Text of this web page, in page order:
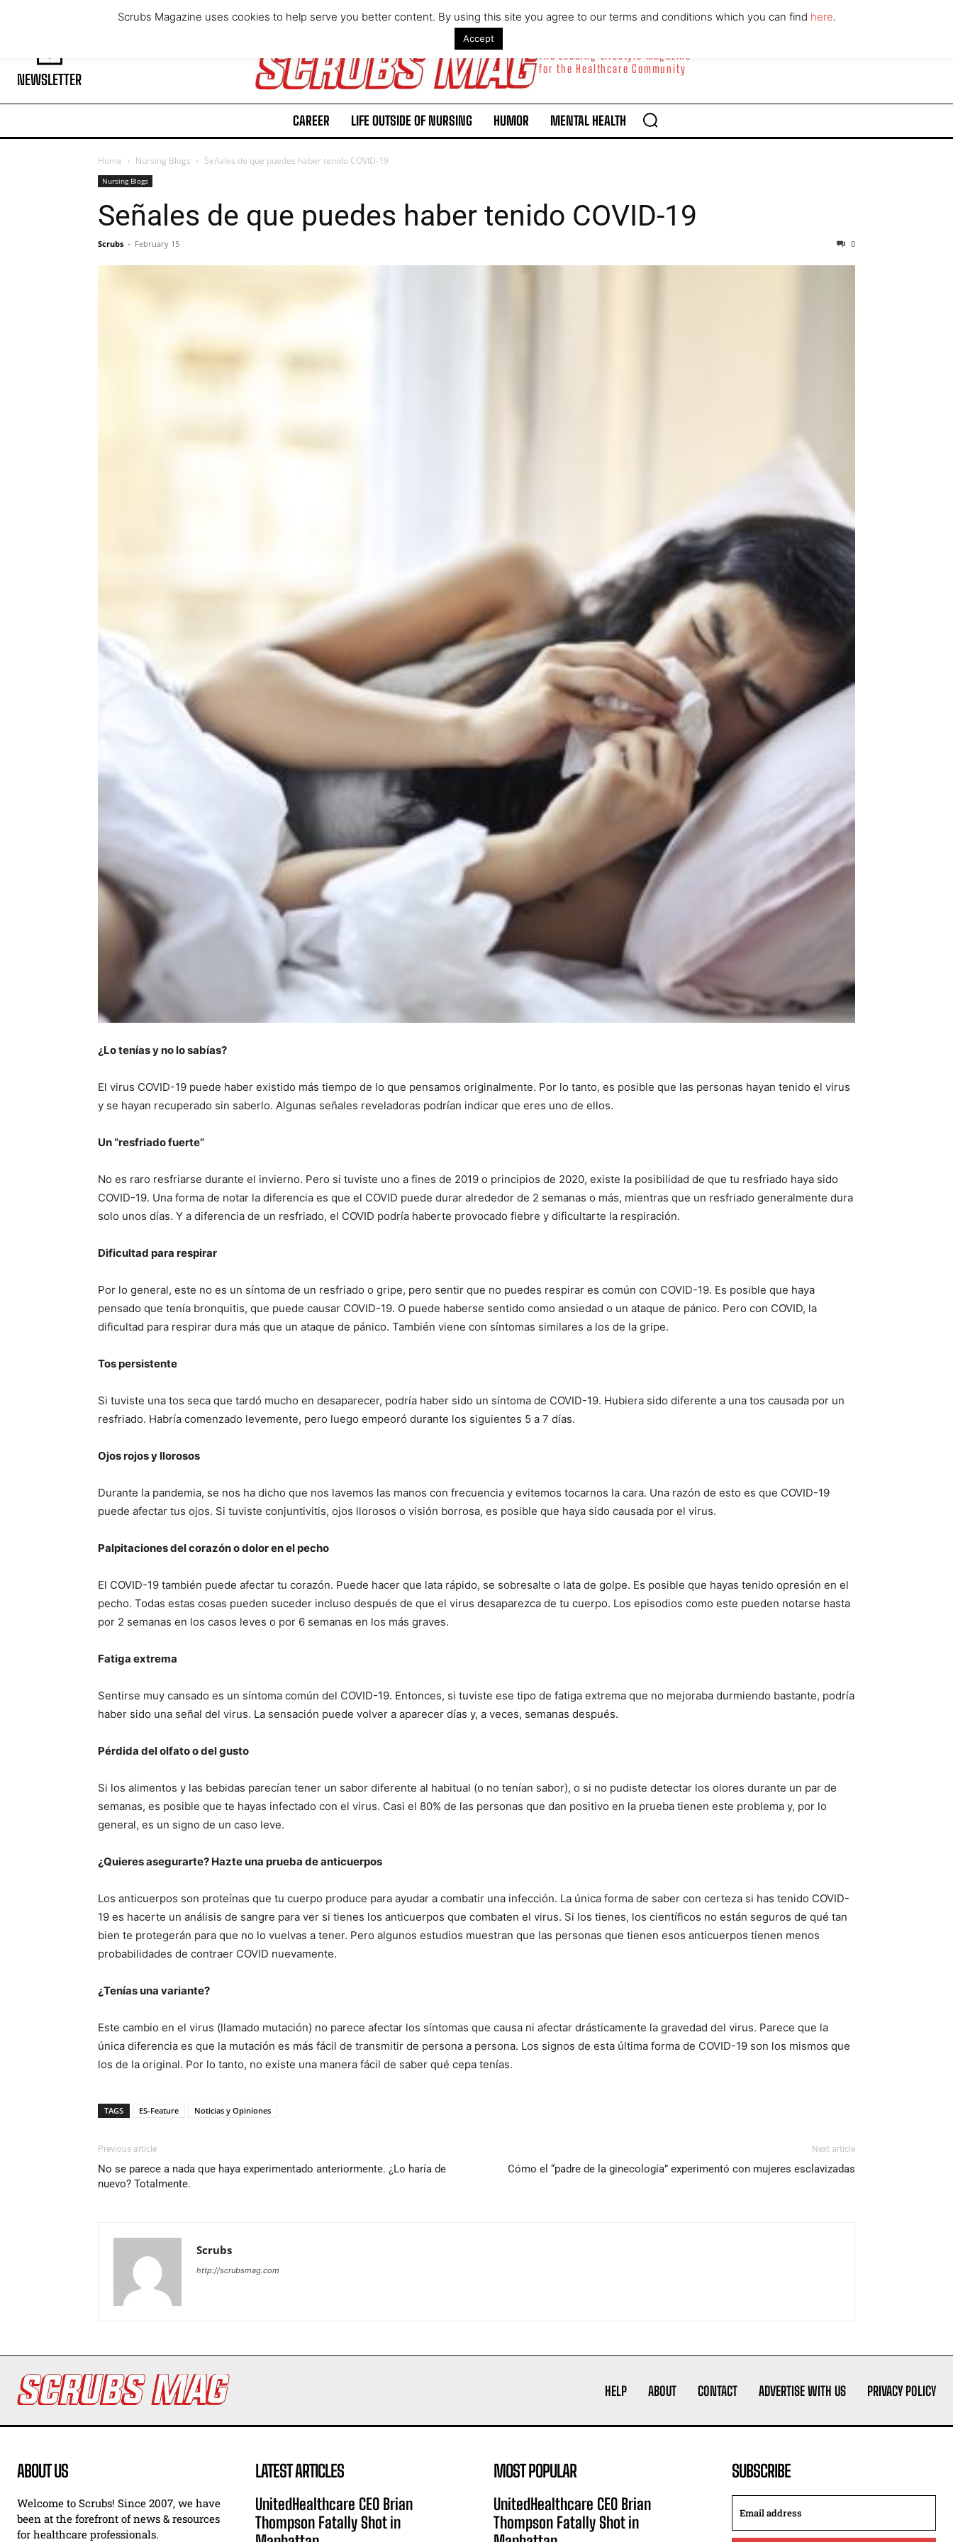
I WANT IN
Thursday, August 6, 2026
NEWSLETTER
The Leading Lifestyle Magazine
for the Healthcare Community
CAREER LIFE OUTSIDE OF NURSING HUMOR MENTAL HEALTH
Home Nursing Blogs Señales de que puedes haber tenido COVID-19
Nursing Blogs
Señales de que puedes haber tenido COVID-19
Scrubs - February 15 0
¿Lo tenías y no lo sabías?
El virus COVID-19 puede haber existido más tiempo de lo que pensamos originalmente. Por lo tanto, es posible que las personas hayan tenido el virus
y se hayan recuperado sin saberlo. Algunas señales reveladoras podrían indicar que eres uno de ellos.
Un “resfriado fuerte”
No es raro resfriarse durante el invierno. Pero si tuviste uno a fines de 2019 o principios de 2020, existe la posibilidad de que tu resfriado haya sido
COVID-19. Una forma de notar la diferencia es que el COVID puede durar alrededor de 2 semanas o más, mientras que un resfriado generalmente dura
solo unos días. Y a diferencia de un resfriado, el COVID podría haberte provocado fiebre y dificultarte la respiración.
Dificultad para respirar
Por lo general, este no es un síntoma de un resfriado o gripe, pero sentir que no puedes respirar es común con COVID-19. Es posible que haya
pensado que tenía bronquitis, que puede causar COVID-19. O puede haberse sentido como ansiedad o un ataque de pánico. Pero con COVID, la
dificultad para respirar dura más que un ataque de pánico. También viene con síntomas similares a los de la gripe.
Tos persistente
Si tuviste una tos seca que tardó mucho en desaparecer, podría haber sido un síntoma de COVID-19. Hubiera sido diferente a una tos causada por un
resfriado. Habría comenzado levemente, pero luego empeoró durante los siguientes 5 a 7 días.
Ojos rojos y llorosos
Durante la pandemia, se nos ha dicho que nos lavemos las manos con frecuencia y evitemos tocarnos la cara. Una razón de esto es que COVID-19
puede afectar tus ojos. Si tuviste conjuntivitis, ojos llorosos o visión borrosa, es posible que haya sido causada por el virus.
Palpitaciones del corazón o dolor en el pecho
El COVID-19 también puede afectar tu corazón. Puede hacer que lata rápido, se sobresalte o lata de golpe. Es posible que hayas tenido opresión en el
pecho. Todas estas cosas pueden suceder incluso después de que el virus desaparezca de tu cuerpo. Los episodios como este pueden notarse hasta
por 2 semanas en los casos leves o por 6 semanas en los más graves.
Fatiga extrema
Sentirse muy cansado es un síntoma común del COVID-19. Entonces, si tuviste ese tipo de fatiga extrema que no mejoraba durmiendo bastante, podría
haber sido una señal del virus. La sensación puede volver a aparecer días y, a veces, semanas después.
Pérdida del olfato o del gusto
Si los alimentos y las bebidas parecían tener un sabor diferente al habitual (o no tenían sabor), o si no pudiste detectar los olores durante un par de
semanas, es posible que te hayas infectado con el virus. Casi el 80% de las personas que dan positivo en la prueba tienen este problema y, por lo
general, es un signo de un caso leve.
¿Quieres asegurarte? Hazte una prueba de anticuerpos
Los anticuerpos son proteínas que tu cuerpo produce para ayudar a combatir una infección. La única forma de saber con certeza si has tenido COVID-
19 es hacerte un análisis de sangre para ver si tienes los anticuerpos que combaten el virus. Si los tienes, los científicos no están seguros de qué tan
bien te protegerán para que no lo vuelvas a tener. Pero algunos estudios muestran que las personas que tienen esos anticuerpos tienen menos
probabilidades de contraer COVID nuevamente.
¿Tenías una variante?
Este cambio en el virus (llamado mutación) no parece afectar los síntomas que causa ni afectar drásticamente la gravedad del virus. Parece que la
única diferencia es que la mutación es más fácil de transmitir de persona a persona. Los signos de esta última forma de COVID-19 son los mismos que
los de la original. Por lo tanto, no existe una manera fácil de saber qué cepa tenías.
TAGS ES-Feature Noticias y Opiniones
Previous article
No se parece a nada que haya experimentado anteriormente. ¿Lo haría de
nuevo? Totalmente.
Next article
Cómo el “padre de la ginecología” experimentó con mujeres esclavizadas
Scrubs
http://scrubsmag.com
HELP ABOUT CONTACT ADVERTISE WITH US PRIVACY POLICY
ABOUT US
Welcome to Scrubs! Since 2007, we have
been at the forefront of news & resources
for healthcare professionals.
LATEST ARTICLES
UnitedHealthcare CEO Brian
Thompson Fatally Shot in
MOST POPULAR
UnitedHealthcare CEO Brian
Thompson Fatally Shot in
SUBSCRIBE
Scrubs Magazine uses cookies to help serve you better content. By using this site you agree to our terms and conditions which you can find here.
Accept